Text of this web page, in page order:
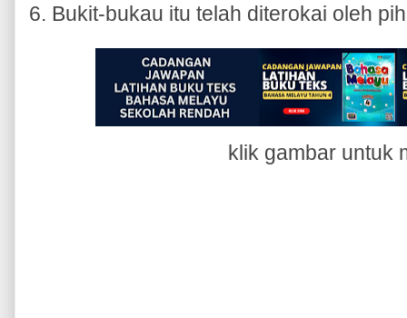
6. Bukit-bukau itu telah diterokai oleh
klik gambar untuk